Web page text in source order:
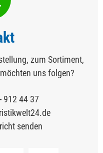
zum Sortiment,
uns folgen?
912 44 37
senden